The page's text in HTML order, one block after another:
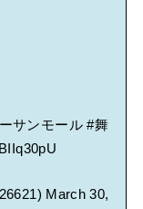
サンモール #舞
March 30,